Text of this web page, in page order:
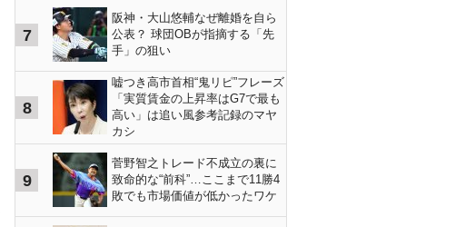
7
阪神・大山悠輔なぜ離婚を自ら
公表？ 球団OBが指摘する「先
手」の狙い
8
嘘つき高市首相“鬼リピ”フレーズ
「実質賃金の上昇率はG7で最も
高い」は追い風参考記録のマヤ
カシ
9
菅野智之トレード不成立の裏に
致命的な“前科”…ここまで11勝4
敗でも市場価値が低かったワケ